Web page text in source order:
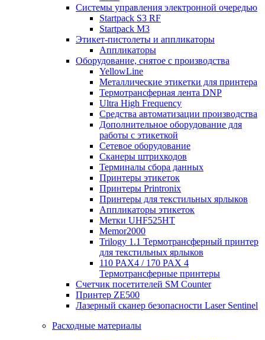
Системы управления электронной очередью
Startpack S3 RF
Startpack M3
Этикет-пистолеты и аппликаторы
Аппликаторы
Оборудование, снятое с производства
YellowLine
Металлические этикетки для принтера
Термотрансферная лента DNP
Ultra High Frequency
Средства автоматизации производства
Дополнительное оборудование для
работы с этикеткой
Сетевое оборудование
Сканеры штрихкодов
Терминалы сбора данных
Принтеры этикеток
Принтеры Printronix
Принтеры для текстильных ярлыков
Аппликаторы этикеток
Метки UHF525HT
Memor2000
Trilogy 1.1 Термотрансферный принтер
для текстильных ярлыков
110 PAX4 / 170 PAX 4
Термотрансферные принтеры
Счетчик посетителей SM Counter
Принтер ZE500
Лазерный сканер безопасности Laser Sentinel
Расходные материалы